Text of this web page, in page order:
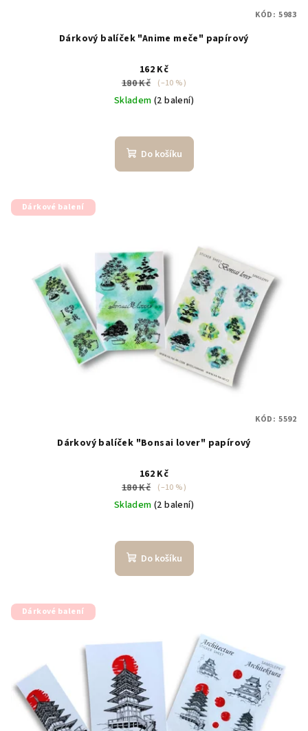
Dárkový balíček "Anime meče" papírový
162 Kč
180 Kč
(–10 %)
Skladem(2 balení)
Do košíku
KÓD: 5983
Dárkové balení
Dárkový balíček "Bonsai lover" papírový
162 Kč
180 Kč
(–10 %)
Skladem(2 balení)
Do košíku
KÓD: 5592
Dárkové balení